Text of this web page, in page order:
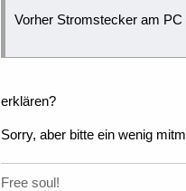
Vorher Stromstecker am PC
erklären?
Sorry, aber bitte ein wenig
Free soul!